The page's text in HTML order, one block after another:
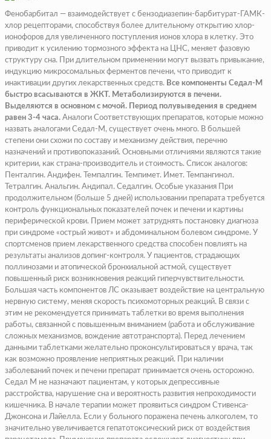
Фенобарбитал — взаимодействует с бензодиазепин-барбитурат-ГАМК-
хлор рецепторами, способствуя более длительному открытию хлор-
ионофоров для увеличенного поступления ионов хлора в клетку. Это
приводит к усилению тормозного эффекта на ЦНС, меняет фазовую
структуру сна. При длительном применении могут вызвать привыкание,
индукцию микросомальных ферментов печени, что приводит к
инактивации других лекарственных средств. Все компоненты Седал-М
быстро всасываются в ЖКТ. Метаболизируются в печени.
Выделяются в основном с мочой. Период полувыведения в среднем
равен 3-4 часа. Аналоги Соответствующих препаратов, которые можно
назвать аналогами Седал-М, существует очень много. В большей
степени они схожи по составу и механизму действия, перечню
назначений и противопоказаний. Основными отличиями являются такие
критерии, как страна-производитель и стоимость. Список аналогов:
Пенталгин. Андифен. Темпалгин. Темпимет. Имет. Темпангинол.
Тетралгин. Анальгин. Андипал. Седалгин. Особые указания При
продолжительном (больше 5 дней) использовании препарата требуется
контроль функциональных показателей почек и печени и картины
периферической крови. Прием может затруднять постановку диагноза
при синдроме «острый живот» и абдоминальном болевом синдроме. У
спортсменов прием лекарственного средства способен повлиять на
результаты анализов допинг-контроля. У пациентов, страдающих
поллинозами и атопической бронхиальной астмой, существует
повышенный риск возникновения реакций гиперчувствительности.
Большая часть компонентов ЛС оказывает воздействие на центральную
нервную систему, меняя скорость психомоторных реакций. В связи с
этим не рекомендуется принимать таблетки во время выполнения
работы, связанной с повышенным вниманием (работа и обслуживание
сложных механизмов, вождение автотранспорта). Перед лечением
данными таблетками желательно проконсультироваться у врача, так
как возможно проявление неприятных реакций. При наличии
заболеваний почек и печени препарат принимается очень осторожно.
Седал М не назначают пациентам, у которых депрессивные
расстройства, нарушение сна и вероятность развития непроходимости
кишечника. В начале терапии может проявиться синдром Стивенса-
Джонсона и Лайелла. Если у больного поражена печень алкоголем, то
значительно увеличивается гепатотоксический риск от воздействия